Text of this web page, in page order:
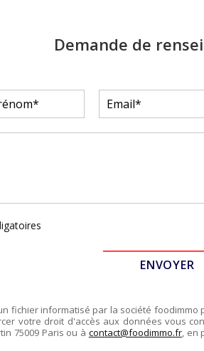
Demande de
fichier informatisé par la société foodimmo
votre droit d'accès aux données vous
75009 Paris ou à contact@foodimmo.fr, en